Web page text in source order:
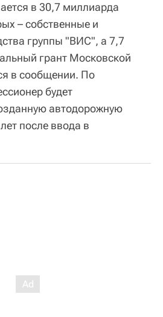
в 30,7 миллиарда
– собственные и
группы "ВИС", а 7,7
грант Московской
в сообщении. По
будет
автодорожную
после ввода в